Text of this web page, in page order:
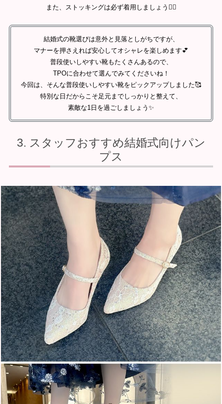
また、ストッキングは必ず着用しましょう🙂‍↕️
結婚式の靴選びは意外と見落としがちですが、
マナーを押さえれば安心してオシャレを楽しめます💕
普段使いしやすい靴もたくさんあるので、
TPOに合わせて選んでみてくださいね！
今回は、そんな普段使いしやすい靴をピックアップしました🥰
特別な日だからこそ足元までしっかりと整えて、
素敵な1日を過ごしましょう✨
スタッフおすすめ結婚式向けパン
プス